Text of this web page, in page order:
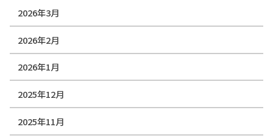
2026年3月
2026年2月
2026年1月
2025年12月
2025年11月